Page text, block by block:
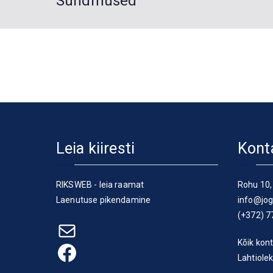
Leia kiiresti
RIKSWEB - leia raamat
Laenutuse pikendamine
E-post
Facebook
Rohu
(+372)
Kõik